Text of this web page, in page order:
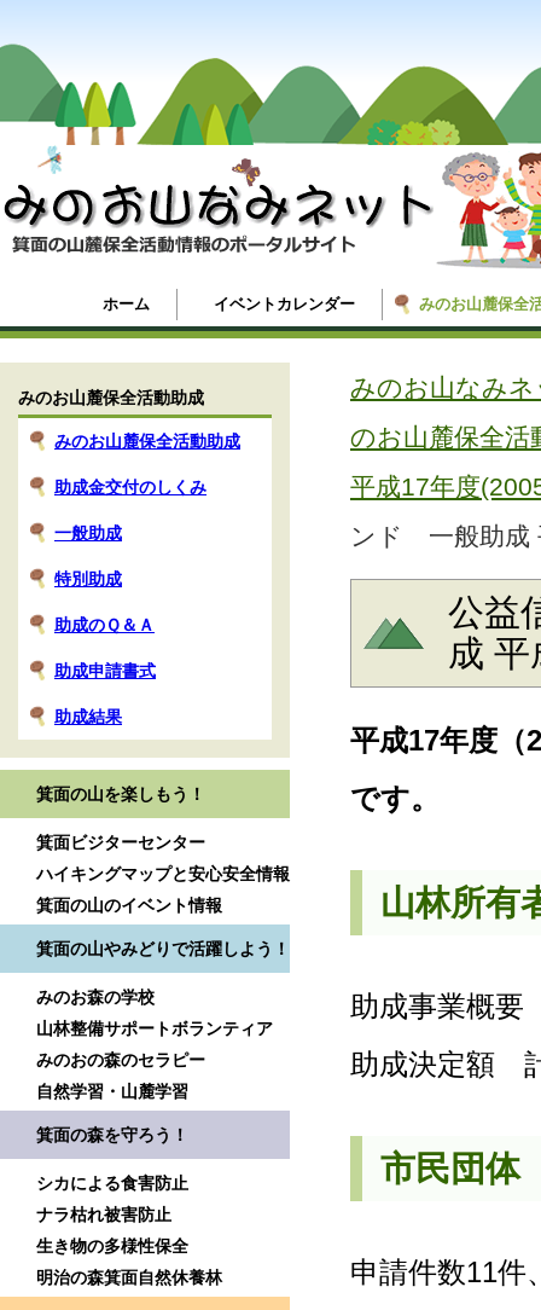
ホーム イベントカレンダー みのお山麓保全
みのお山麓保全活動助成
みのお山麓保全活動助成
助成金交付のしくみ
一般助成
特別助成
助成のＱ＆Ａ
助成申請書式
助成結果
箕面の山を楽しもう！
箕面ビジターセンター
ハイキングマップと安心安全情報
箕面の山のイベント情報
箕面の山やみどりで活躍しよう！
みのお森の学校
山林整備サポートボランティア
みのおの森のセラピー
自然学習・山麓学習
箕面の森を守ろう！
シカによる食害防止
ナラ枯れ被害防止
生き物の多様性保全
明治の森箕面自然休養林
みのお山なみ
のお山麓保全活
平成17年度
ンド 一般助成
公益
成
平成17年度（
です。
山林所有
助成事業概
助成決定額
市民団体
申請件数11